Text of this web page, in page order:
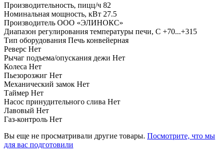
Производительность, пицц/ч 82
Номинальная мощность, кВт 27.5
Производитель ООО «ЭЛИНОКС»
Диапазон регулирования температуры печи, С +70...+315
Тип оборудования Печь конвейерная
Реверс Нет
Рычаг подъема/опускания дежи Нет
Колеса Нет
Пьезорозжиг Нет
Механический замок Нет
Таймер Нет
Насос принудительного слива Нет
Лавовый Нет
Газ-контроль Нет
Вы еще не просматривали другие товары. Посмотрите, что мы
для вас подготовили